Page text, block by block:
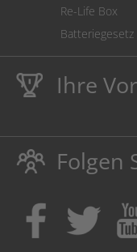
Re-Life Box
Batteriegesetz
Ihre
Lebenslange
schützt auch
Kaufen Sie
Folgen